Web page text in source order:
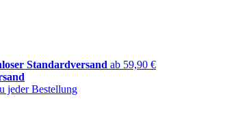
Standardversand ab 59,90 €
jeder Bestellung